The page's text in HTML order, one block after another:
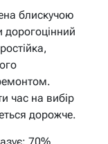
блискучою
дорогоцінний
час на вибір
дорожче.